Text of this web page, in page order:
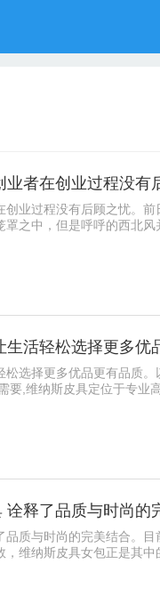
者在创业过程没有
业过程没有后顾之忧。前
之中，但是呼呼的西北风
选择更多优品更有品质。
,维纳斯皮具定位于专业高
释了品质与时尚的
质与时尚的完美结合。目
维纳斯皮具女包正是其中